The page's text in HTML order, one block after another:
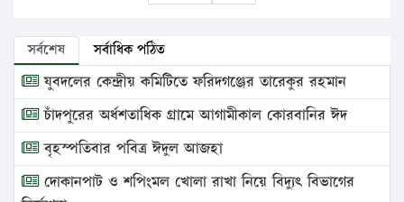
সর্বশেষ সর্বাধিক পঠিত
যুবদলের কেন্দ্রীয় কমিটিতে ফরিদগঞ্জের তারেকুর রহমান
চাঁদপুরের অর্ধশতাধিক গ্রামে আগামীকাল কোরবানির ঈদ
বৃহস্পতিবার পবিত্র ঈদুল আজহা
দোকানপাট ও শপিংমল খোলা রাখা নিয়ে বিদ্যুৎ বিভাগের